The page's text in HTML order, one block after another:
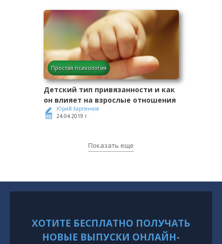
Простая психология
Детский тип привязанности и как
он влияет на взрослые отношения
Юрий Карпенков
24.04.2019 г.
Показать еще
ХОТИТЕ БЕСПЛАТНО ПОЛУЧАТЬ
НОВЫЕ ВЫПУСКИ ОНЛАЙН-